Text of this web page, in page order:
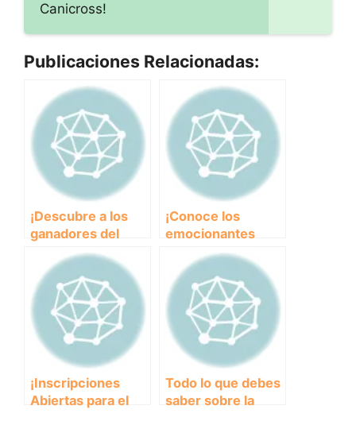
Canicross!
Publicaciones Relacionadas:
¡Descubre a los
ganadores del
Campeonato
Nacional de
Canicross 2021!
¡Conoce los
emocionantes
resultados del
campeonato
nacional de
canicross!
¡Inscripciones
Abiertas para el
Todo lo que debes
saber sobre la